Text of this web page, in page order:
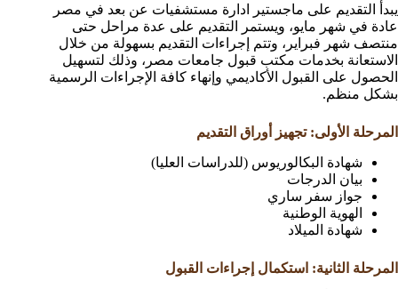
يبدأ التقديم على ماجستير ادارة مستشفيات عن بعد في مصر
عادة في شهر مايو، ويستمر التقديم على عدة مراحل حتى
منتصف شهر فبراير، وتتم إجراءات التقديم بسهولة من خلال
الاستعانة بخدمات مكتب قبول جامعات مصر، وذلك لتسهيل
الحصول على القبول الأكاديمي وإنهاء كافة الإجراءات الرسمية
بشكل منظم.
المرحلة الأولى: تجهيز أوراق التقديم
شهادة البكالوريوس (للدراسات العليا)
بيان الدرجات
جواز سفر ساري
الهوية الوطنية
شهادة الميلاد
المرحلة الثانية: استكمال إجراءات القبول